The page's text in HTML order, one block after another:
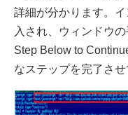
詳細が分かります。
入され、ウィンドウ
Step Below to
なステップを完了さ